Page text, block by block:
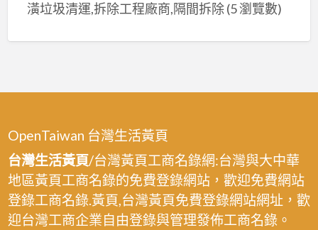
潢垃圾清運,拆除工程廠商,隔間拆除(5 瀏覽數)
OpenTaiwan 台灣生活黃頁
台灣生活黃頁/台灣黃頁工商名錄網:台灣與大中華
地區黃頁工商名錄的免費登錄網站，歡迎免費網站
登錄工商名錄.黃頁,台灣黃頁免費登錄網站網址，歡
迎台灣工商企業自由登錄與管理發佈工商名錄。